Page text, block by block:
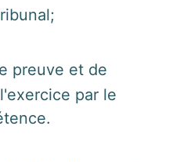
preuve et de
par le